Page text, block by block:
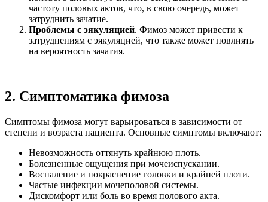
частоту половых актов, что, в свою очередь, может
затруднить зачатие.
Проблемы с эякуляцией. Фимоз может привести к
затруднениям с эякуляцией, что также может повлиять
на вероятность зачатия.
2. Симптоматика фимоза
Симптомы фимоза могут варьироваться в зависимости от
степени и возраста пациента. Основные симптомы включают:
Невозможность оттянуть крайнюю плоть.
Болезненные ощущения при мочеиспускании.
Воспаление и покраснение головки и крайней плоти.
Частые инфекции мочеполовой системы.
Дискомфорт или боль во время полового акта.